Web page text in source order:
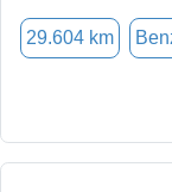
29.604 km